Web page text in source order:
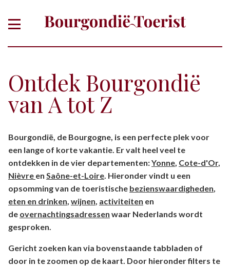
Ontdek Bourgondië
van A tot Z
departement
Bourgondië, de Bourgogne, is een perfecte plek voor
een lange of korte vakantie. Er valt heel veel te
ontdekken in de vier departementen:Yonne, Cote-d'Or,
Nièvre en Saône-et-Loire. Hieronder vindt u een
opsomming van de toeristische bezienswaardigheden,
eten en drinken, wijnen, activiteiten en
de overnachtingsadressen waar Nederlands wordt
gesproken.
Gericht zoeken kan via bovenstaande tabbladen of
door in te zoomen op de kaart. Door hieronder filters te